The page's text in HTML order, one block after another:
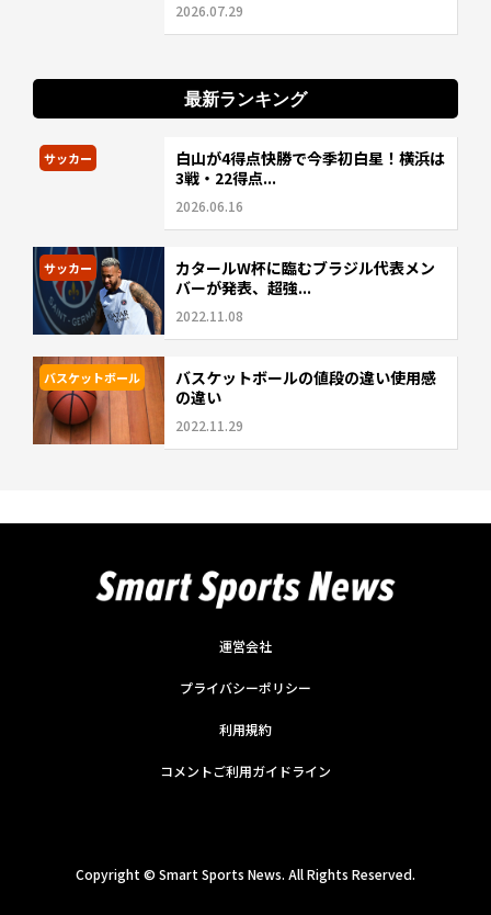
2026.07.29
最新ランキング
サッカー
白山が4得点快勝で今季初白星！横浜は
3戦・22得点...
2026.06.16
サッカー
カタールW杯に臨むブラジル代表メン
バーが発表、超強...
2022.11.08
バスケットボール
バスケットボールの値段の違い使用感
の違い
2022.11.29
運営会社
プライバシーポリシー
利用規約
コメントご利用ガイドライン
Copyright © Smart Sports News. All Rights Reserved.